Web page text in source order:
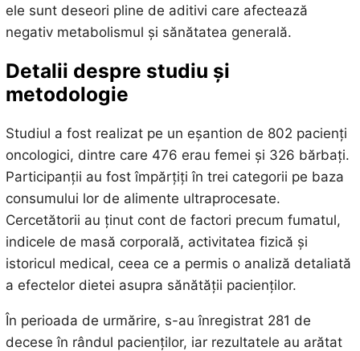
ele sunt deseori pline de aditivi care afectează
negativ metabolismul și sănătatea generală.
Detalii despre studiu și
metodologie
Studiul a fost realizat pe un eșantion de 802 pacienți
oncologici, dintre care 476 erau femei și 326 bărbați.
Participanții au fost împărțiți în trei categorii pe baza
consumului lor de alimente ultraprocesate.
Cercetătorii au ținut cont de factori precum fumatul,
indicele de masă corporală, activitatea fizică și
istoricul medical, ceea ce a permis o analiză detaliată
a efectelor dietei asupra sănătății pacienților.
În perioada de urmărire, s-au înregistrat 281 de
decese în rândul pacienților, iar rezultatele au arătat